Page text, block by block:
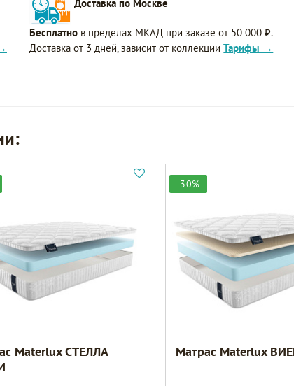
Доставка по Москве
Бесплатно в пределах МКАД при заказе от 50 000 ₽.
Доставка от 3 дней, зависит от коллекцииТарифы →
Materlux СТЕЛЛА
-30%
Матрас Materlux